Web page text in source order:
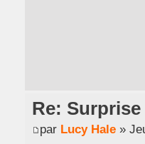
Re:
par Lucy Hale »